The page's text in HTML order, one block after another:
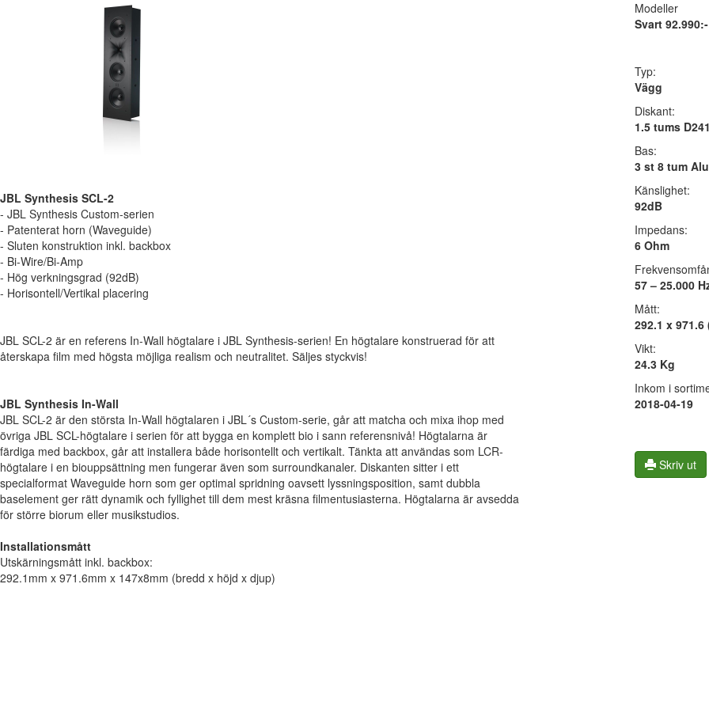
JBL Synthesis SCL-2
- JBL Synthesis Custom-serien
- Patenterat horn (Waveguide)
- Sluten konstruktion inkl. backbox
- Bi-Wire/Bi-Amp
- Hög verkningsgrad (92dB)
- Horisontell/Vertikal placering
JBL SCL-2 är en referens In-Wall högtalare i JBL Synthesis-serien! En högtalare konstruerad för att
återskapa film med högsta möjliga realism och neutralitet. Säljes styckvis!
JBL Synthesis In-Wall
JBL SCL-2 är den största In-Wall högtalaren i JBL´s Custom-serie, går att matcha och mixa ihop med
övriga JBL SCL-högtalare i serien för att bygga en komplett bio i sann referensnivå! Högtalarna är
färdiga med backbox, går att installera både horisontellt och vertikalt. Tänkta att användas som LCR-
högtalare i en biouppsättning men fungerar även som surroundkanaler. Diskanten sitter i ett
specialformat Waveguide horn som ger optimal spridning oavsett lyssningsposition, samt dubbla
baselement ger rätt dynamik och fyllighet till dem mest kräsna filmentusiasterna. Högtalarna är avsedda
för större biorum eller musikstudios.
Installationsmått
Utskärningsmått inkl. backbox:
292.1mm x 971.6mm x 147x8mm (bredd x höjd x djup)
Modeller
Svart 92.990:-
Typ:
Vägg
Diskant:
1.5 tums
Bas:
3 st 8 tum
Känslighet:
92dB
Impedans:
6 Ohm
57 – 25.000
Mått:
292.1 x 971.6
Vikt:
24.3 Kg
Inkom i
2018-04-19
Skriv ut